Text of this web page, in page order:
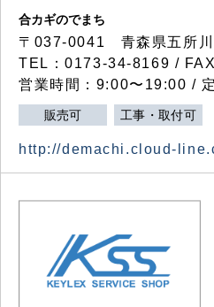
合カギのでまち
〒037-0041 青森県五所
TEL：0173-34-8169 /
営業時間：9:00〜19:00 /
販売可 工事・取付可
http://demachi.cloud-